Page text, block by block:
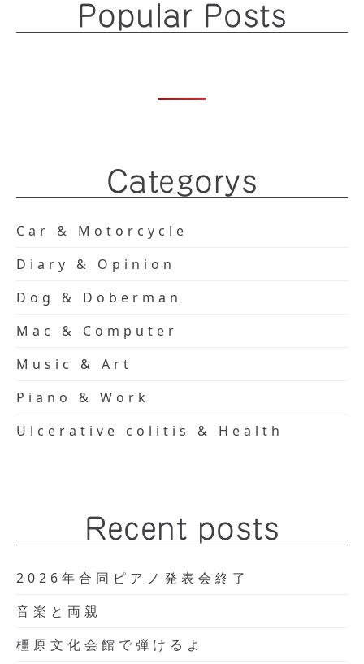
Popular Posts
Categorys
Car & Motorcycle
Diary & Opinion
Dog & Doberman
Mac & Computer
Music & Art
Piano & Work
Ulcerative colitis & Health
Recent posts
2026年合同ピアノ発表会終了
音楽と両親
橿原文化会館で弾けるよ